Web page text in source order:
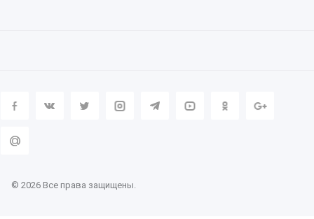
© 2026 Все права защищены.